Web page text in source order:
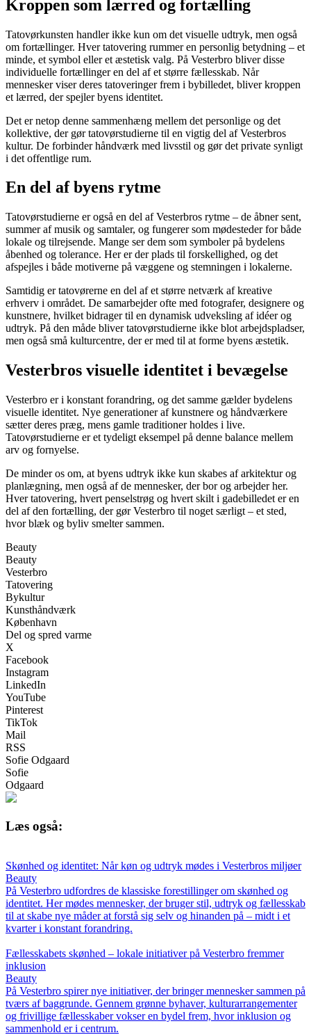
Kroppen som lærred og fortælling
Tatovørkunsten handler ikke kun om det visuelle udtryk, men også
om fortællinger. Hver tatovering rummer en personlig betydning – et
minde, et symbol eller et æstetisk valg. På Vesterbro bliver disse
individuelle fortællinger en del af et større fællesskab. Når
mennesker viser deres tatoveringer frem i bybilledet, bliver kroppen
et lærred, der spejler byens identitet.
Det er netop denne sammenhæng mellem det personlige og det
kollektive, der gør tatovørstudierne til en vigtig del af Vesterbros
kultur. De forbinder håndværk med livsstil og gør det private synligt
i det offentlige rum.
En del af byens rytme
Tatovørstudierne er også en del af Vesterbros rytme – de åbner sent,
summer af musik og samtaler, og fungerer som mødesteder for både
lokale og tilrejsende. Mange ser dem som symboler på bydelens
åbenhed og tolerance. Her er der plads til forskellighed, og det
afspejles i både motiverne på væggene og stemningen i lokalerne.
Samtidig er tatovørerne en del af et større netværk af kreative
erhverv i området. De samarbejder ofte med fotografer, designere og
kunstnere, hvilket bidrager til en dynamisk udveksling af idéer og
udtryk. På den måde bliver tatovørstudierne ikke blot arbejdspladser,
men også små kulturcentre, der er med til at forme byens æstetik.
Vesterbros visuelle identitet i bevægelse
Vesterbro er i konstant forandring, og det samme gælder bydelens
visuelle identitet. Nye generationer af kunstnere og håndværkere
sætter deres præg, mens gamle traditioner holdes i live.
Tatovørstudierne er et tydeligt eksempel på denne balance mellem
arv og fornyelse.
De minder os om, at byens udtryk ikke kun skabes af arkitektur og
planlægning, men også af de mennesker, der bor og arbejder her.
Hver tatovering, hvert penselstrøg og hvert skilt i gadebilledet er en
del af den fortælling, der gør Vesterbro til noget særligt – et sted,
hvor blæk og byliv smelter sammen.
Beauty
Beauty
Vesterbro
Tatovering
Bykultur
Kunsthåndværk
København
Del og spred varme
X
Facebook
Instagram
LinkedIn
YouTube
Pinterest
TikTok
Mail
RSS
Sofie Odgaard
Sofie
Odgaard
Læs også:
Skønhed og identitet: Når køn og udtryk mødes i Vesterbros miljøer
Beauty
På Vesterbro udfordres de klassiske forestillinger om skønhed og
identitet. Her mødes mennesker, der bruger stil, udtryk og fællesskab
til at skabe nye måder at forstå sig selv og hinanden på – midt i et
kvarter i konstant forandring.
Fællesskabets skønhed – lokale initiativer på Vesterbro fremmer
inklusion
Beauty
På Vesterbro spirer nye initiativer, der bringer mennesker sammen på
tværs af baggrunde. Gennem grønne byhaver, kulturarrangementer
og frivillige fællesskaber vokser en bydel frem, hvor inklusion og
sammenhold er i centrum.